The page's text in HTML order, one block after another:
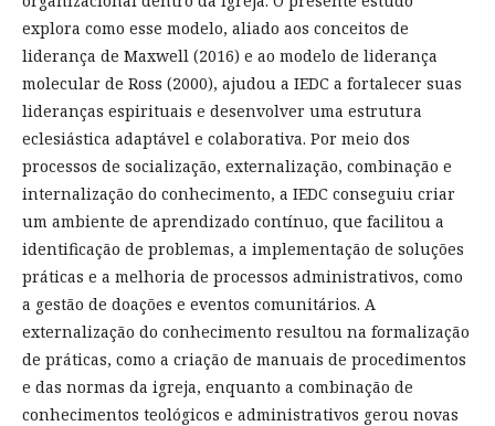
explora como esse modelo, aliado aos conceitos de
liderança de Maxwell (2016) e ao modelo de liderança
molecular de Ross (2000), ajudou a IEDC a fortalecer suas
lideranças espirituais e desenvolver uma estrutura
eclesiástica adaptável e colaborativa. Por meio dos
processos de socialização, externalização, combinação e
internalização do conhecimento, a IEDC conseguiu criar
um ambiente de aprendizado contínuo, que facilitou a
identificação de problemas, a implementação de soluções
práticas e a melhoria de processos administrativos, como
a gestão de doações e eventos comunitários. A
externalização do conhecimento resultou na formalização
de práticas, como a criação de manuais de procedimentos
e das normas da igreja, enquanto a combinação de
conhecimentos teológicos e administrativos gerou novas